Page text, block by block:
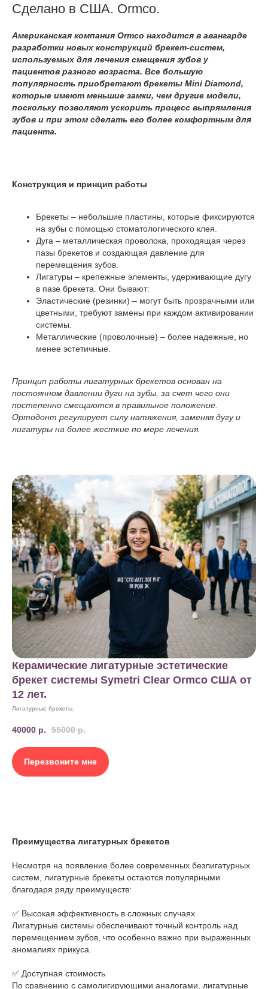
Сделано в США. Ormco.
Американская компания Ormco находится в авангарде
разработки новых конструкций брекет-систем,
используемых для лечения смещения зубов у
пациентов разного возраста. Все большую
популярность приобретают брекеты Mini Diamond,
которые имеют меньшие замки, чем другие модели,
поскольку позволяют ускорить процесс выпрямления
зубов и при этом сделать его более комфортным для
пациента.
Конструкция и принцип работы
Брекеты – небольшие пластины, которые фиксируются
на зубы с помощью стоматологического клея.
Дуга – металлическая проволока, проходящая через
пазы брекетов и создающая давление для
перемещения зубов.
Лигатуры – крепежные элементы, удерживающие дугу
в пазе брекета. Они бывают:
Эластические (резинки) – могут быть прозрачными или
цветными, требуют замены при каждом активировании
системы.
Металлические (проволочные) – более надежные, но
менее эстетичные.
Принцип работы лигатурных брекетов основан на
постоянном давлении дуги на зубы, за счет чего они
постепенно смещаются в правильное положение.
Ортодонт регулирует силу натяжения, заменяя дугу и
лигатуры на более жесткие по мере лечения.
Керамические лигатурные эстетические
брекет системы Symetri Clear Ormco США от
12 лет.
Лигатурные брекеты.
40000 р. 55000 р.
Перезвоните мне
Преимущества лигатурных брекетов
Несмотря на появление более современных безлигатурных
систем, лигатурные брекеты остаются популярными
благодаря ряду преимуществ:
✅ Высокая эффективность в сложных случаях
Лигатурные системы обеспечивают точный контроль над
перемещением зубов, что особенно важно при выраженных
аномалиях прикуса.
✅ Доступная стоимость
По сравнению с самолигирующими аналогами, лигатурные